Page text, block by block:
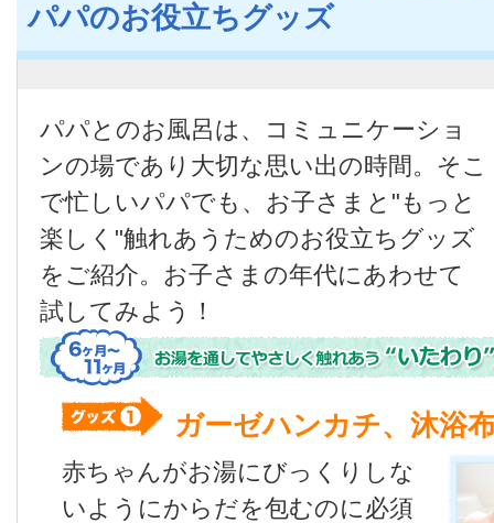
パパのお役立ちグッズ
パパとのお風呂は、コミュニケーショ
ンの場であり大切な思い出の時間。そこ
で忙しいパパでも、お子さまと"もっと
楽しく"触れあうためのお役立ちグッズ
をご紹介。お子さまの年代にあわせて
試してみよう！
ガーゼハンカチ、沐浴
赤ちゃんがお湯にびっくりしな
いようにからだを包むのに必須